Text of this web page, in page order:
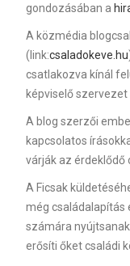
gondozásában a
A közmédia
(link:csaladokeve.hu
csatlakozva kínál
képviselő
A blog szerzői
kapcsolatos
várják az érdeklődő
A Ficsak
még családalapítás
számára
erősíti őket családi